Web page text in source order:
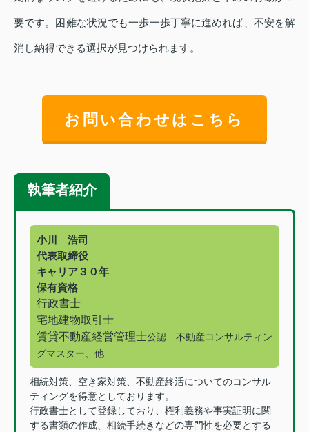
要です。困難な状況でも一歩一歩丁寧に進めれば、不安を解
消し納得できる選択が見つけられます。
お問い合わせはこちら
執筆者紹介
小川 浩司
代表取締役
キャリア３０年
保有資格
行政書士
宅地建物取引士
賃貸不動産経営管理士公認 不動産コンサルティン
グマスター、他
相続対策、空き家対策、不動産終活についてのコンサル
ティングを得意としております。
行政書士として登録しており、権利義務や事実証明に関
する書類の作成、相続手続きなどの専門性を必要とする